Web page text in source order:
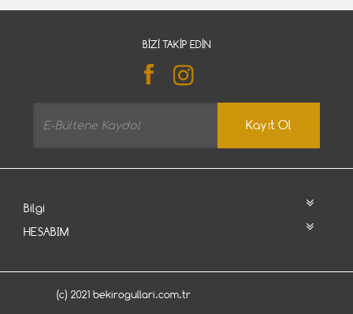
BIZI TAKIP EDIN
Kayıt Ol
Bilgi
HESABIM
(c) 2021 bekirogullari.com.tr